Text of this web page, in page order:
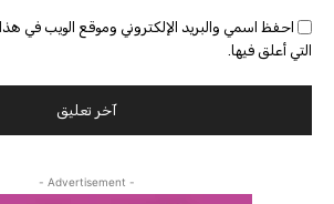
احفظ اسمي والبريد الإلكتروني وموقع الويب في
التي أعلق فيها.
- Advertisement -